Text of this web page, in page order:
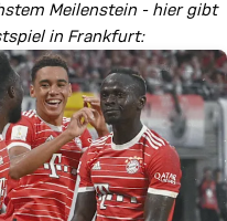
Meilenstein - hier gibt
in Frankfurt: